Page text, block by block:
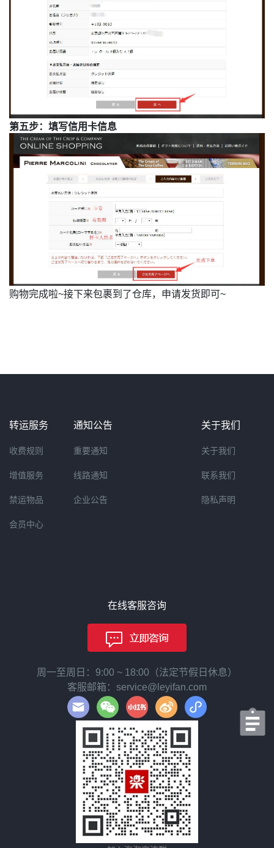
第五步：填写信用卡信息
购物完成啦~接下来包裹到了仓库，申请发货即可 ~
转运服务
收费规则
增值服务
禁运物品
会员中心
通知公告
重要通知
线路通知
企业公告
关于我们
关于我们
联系我们
隐私声明
在线客服咨询
周一至周日：9:00 ~ 18:00（法定节假日休息）
客服邮箱：service@leyifan.com